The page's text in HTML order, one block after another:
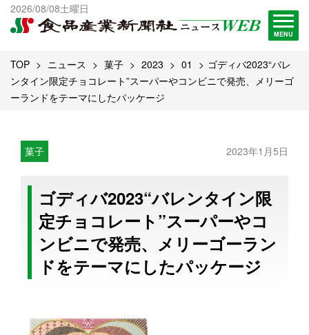
2026/08/08土曜日
MENU
出版物一覧へ
試読・購読申し込み
TOP ニュース 菓子 2023 01
ゴディバ2023“バレ
ンタイン限定チョコレート”スーパーやコンビニで発売、メリーゴ
ーランドをテーマにしたパッケージ
菓子 2023年1月5日
ゴディバ2023“バレンタイン限
定チョコレート”スーパーやコ
ンビニで発売、メリーゴーラン
ドをテーマにしたパッケージ